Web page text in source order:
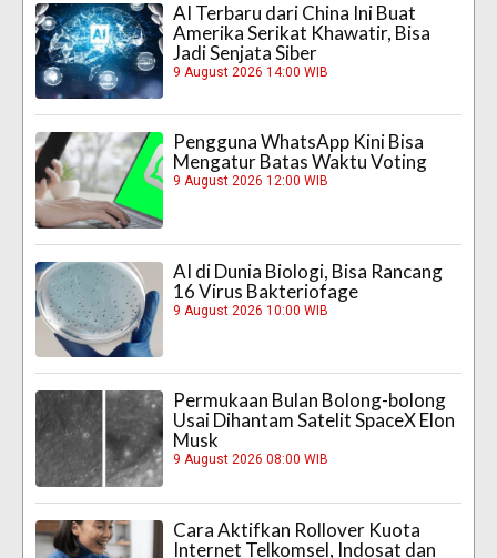
AI Terbaru dari China Ini Buat
Amerika Serikat Khawatir, Bisa
Jadi Senjata Siber
9 August 2026 14:00 WIB
Pengguna WhatsApp Kini Bisa
Mengatur Batas Waktu Voting
9 August 2026 12:00 WIB
AI di Dunia Biologi, Bisa Rancang
16 Virus Bakteriofage
9 August 2026 10:00 WIB
Permukaan Bulan Bolong-bolong
Usai Dihantam Satelit SpaceX Elon
Musk
9 August 2026 08:00 WIB
Cara Aktifkan Rollover Kuota
Internet Telkomsel, Indosat dan